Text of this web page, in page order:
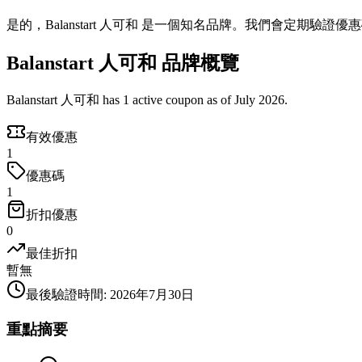
是的，Balanstart 人可和 是一個知名品牌。我們會定期驗證優
Balanstart 人可和 品牌概覽
Balanstart 人可和 has 1 active coupon as of July 2026.
有效優惠
1
優惠碼
1
折扣優惠
0
最佳折扣
暫無
最後驗證時間: 2026年7月30日
重點摘要